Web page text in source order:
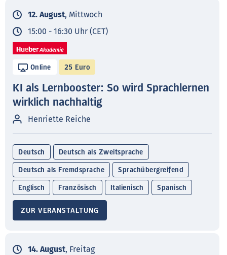
12. August, Mittwoch
15:00 - 16:30 Uhr (CET)
Online 25 Euro
KI als Lernbooster: So wird Sprachlernen
wirklich nachhaltig
Henriette Reiche
Deutsch Deutsch als Zweitsprache
Deutsch als Fremdsprache Sprachübergreifend
Englisch Französisch Italienisch Spanisch
ZUR VERANSTALTUNG
14. August, Freitag